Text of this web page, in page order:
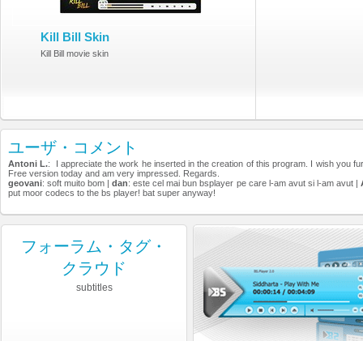
Kill Bill Skin
Kill Bill movie skin
ユーザ・コメント
Antoni L.: I appreciate the work he inserted in the creation of this program. I wish you
Free version today and am very impressed. Regards.
geovani: soft muito bom |dan: este cel mai bun bsplayer pe care l-am avut si l-am avut |
put moor codecs to the bs player! bat super anyway!
フォーラム・タグ・
クラウド
subtitles